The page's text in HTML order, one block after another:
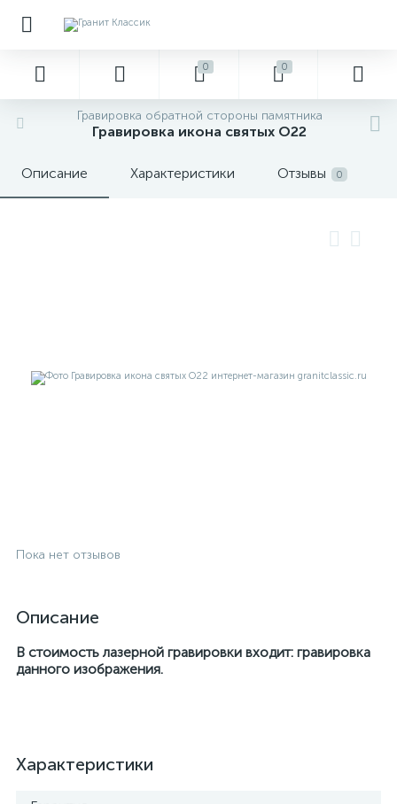
0 0
Гравировка обратной стороны памятника
Гравировка икона святых О22
Описание Характеристики Отзывы 0
Пока нет отзывов
Описание
В стоимость лазерной гравировки входит: гравировка
данного изображения.
Характеристики